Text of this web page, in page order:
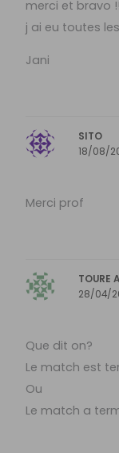
merci et bravo
j ai eu toutes
Jani
SITO
18/08/
Merci prof
TOURE
28/04/
Que dit on?
Le match est
Ou
Le match a